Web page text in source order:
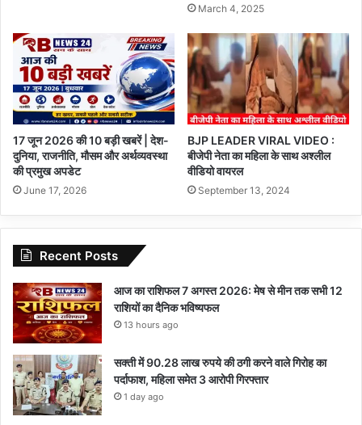
March 4, 2025
17 जून 2026 की 10 बड़ी खबरें | देश-
दुनिया, राजनीति, मौसम और अर्थव्यवस्था
की प्रमुख अपडेट
June 17, 2026
BJP LEADER VIRAL VIDEO :
बीजेपी नेता का महिला के साथ अश्लील
वीडियो वायरल
September 13, 2024
Recent Posts
आज का राशिफल 7 अगस्त 2026: मेष से मीन तक सभी 12
राशियों का दैनिक भविष्यफल
13 hours ago
सक्ती में 90.28 लाख रुपये की ठगी करने वाले गिरोह का
पर्दाफाश, महिला समेत 3 आरोपी गिरफ्तार
1 day ago